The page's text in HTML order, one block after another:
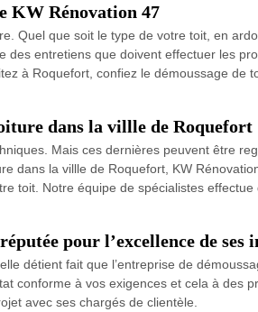
KW Rénovation 47
Quel que soit le type de votre toit, en
entretiens que doivent effectuer les
à Roquefort, confiez le démoussage de
dans la villle de Roquefort
Mais ces dernières peuvent être
dans la villle de Roquefort, KW
toit. Notre équipe de spécialistes
pour l’excellence de
détient fait que l’entreprise de
conforme à vos exigences et cela à des
avec ses chargés de clientèle.